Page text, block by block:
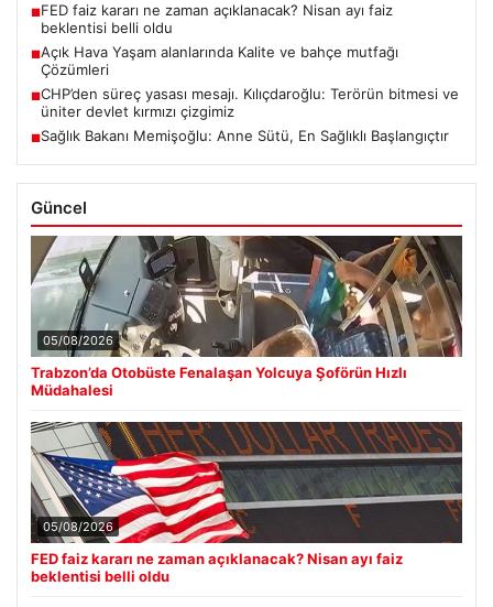
■FED faiz kararı ne zaman açıklanacak? Nisan ayı faiz
beklentisi belli oldu
■Açık Hava Yaşam alanlarında Kalite ve bahçe mutfağı
Çözümleri
■CHP’den süreç yasası mesajı. Kılıçdaroğlu: Terörün bitmesi ve
üniter devlet kırmızı çizgimiz
■Sağlık Bakanı Memişoğlu: Anne Sütü, En Sağlıklı Başlangıçtır
Güncel
05/08/2026
Trabzon’da Otobüste Fenalaşan Yolcuya Şoförün Hızlı
Müdahalesi
05/08/2026
FED faiz kararı ne zaman açıklanacak? Nisan ayı faiz
beklentisi belli oldu